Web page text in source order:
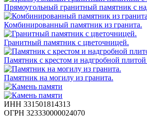
Прямоугольный гранитный памятник с
Комбинированный памятник из гранита.
Гранитный памятник с цветочницей.
Памятник с крестом и надгробной плитой
Памятник на могилу из гранита.
ИНН 331501814313
ОГРН 323330000024070